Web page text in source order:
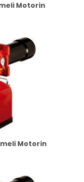
Motorin
Motorin